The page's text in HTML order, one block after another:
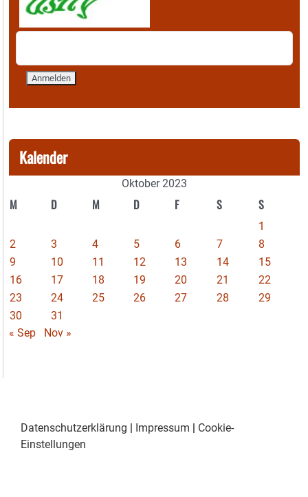
Kalender
Oktober 2023
M D M D F S S
1
2
3 4 5 6 7
8
9
10 11 12 13 14
15
16
17 18 19 20 21
22
23
24 25 26 27 28
29
30
31
« Sep
Nov »
Datenschutzerklärung | Impressum | Cookie-
Einstellungen